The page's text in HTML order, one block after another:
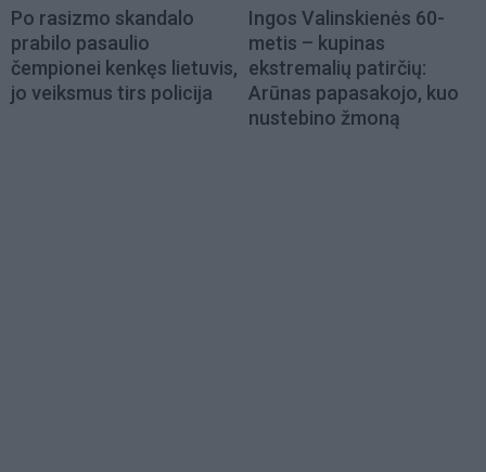
Po rasizmo skandalo
prabilo pasaulio
čempionei kenkęs lietuvis,
jo veiksmus tirs policija
Ingos Valinskienės 60-
metis – kupinas
ekstremalių patirčių:
Arūnas papasakojo, kuo
nustebino žmoną